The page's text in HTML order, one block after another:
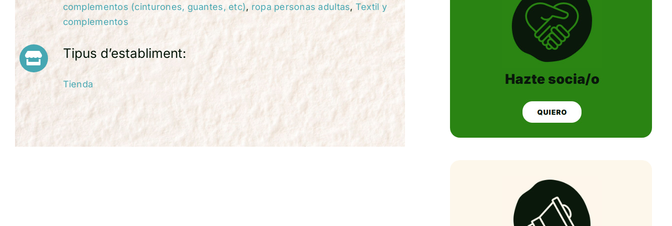
complementos (cinturones, guantes, etc), ropa personas adultas, Textil y
complementos
Tipus d’establiment:
Tienda